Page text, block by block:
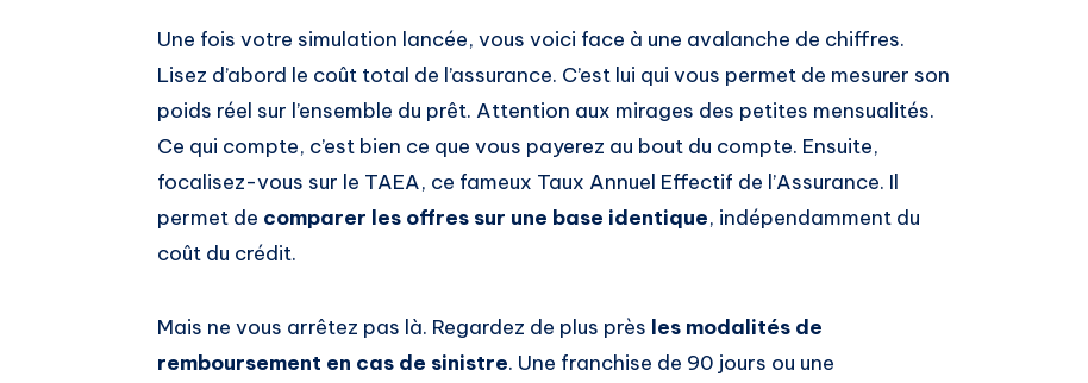
Une fois votre simulation lancée, vous voici face à une avalanche de chiffres.
Lisez d’abord le coût total de l’assurance. C’est lui qui vous permet de mesurer son
poids réel sur l’ensemble du prêt. Attention aux mirages des petites mensualités.
Ce qui compte, c’est bien ce que vous payerez au bout du compte. Ensuite,
focalisez-vous sur le TAEA, ce fameux Taux Annuel Effectif de l’Assurance. Il
permet de comparer les offres sur une base identique, indépendamment du
coût du crédit.
Mais ne vous arrêtez pas là. Regardez de plus près les modalités de
remboursement en cas de sinistre. Une franchise de 90 jours ou une